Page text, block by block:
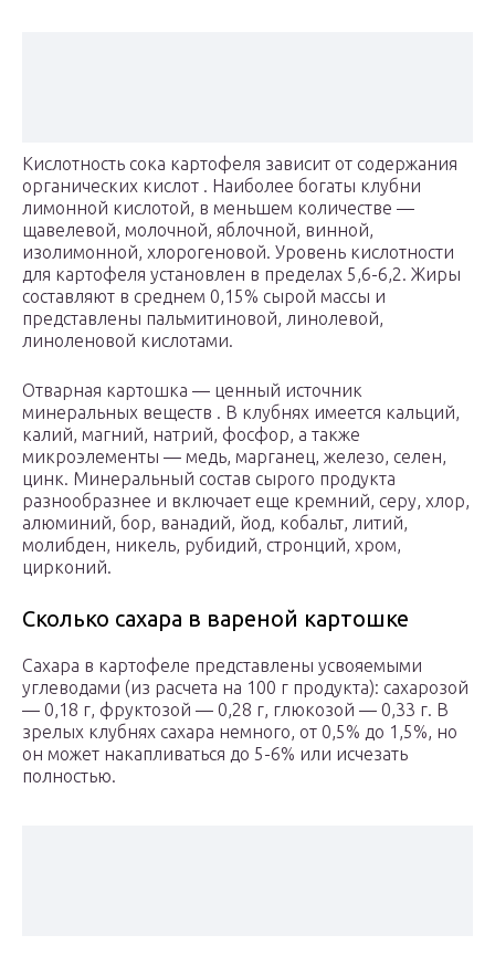
Кислотность сока картофеля зависит от содержания
органических кислот . Наиболее богаты клубни
лимонной кислотой, в меньшем количестве —
щавелевой, молочной, яблочной, винной,
изолимонной, хлорогеновой. Уровень кислотности
для картофеля установлен в пределах 5,6-6,2. Жиры
составляют в среднем 0,15% сырой массы и
представлены пальмитиновой, линолевой,
линоленовой кислотами.
Отварная картошка — ценный источник
минеральных веществ . В клубнях имеется кальций,
калий, магний, натрий, фосфор, а также
микроэлементы — медь, марганец, железо, селен,
цинк. Минеральный состав сырого продукта
разнообразнее и включает еще кремний, серу, хлор,
алюминий, бор, ванадий, йод, кобальт, литий,
молибден, никель, рубидий, стронций, хром,
цирконий.
Сколько сахара в вареной картошке
Сахара в картофеле представлены усвояемыми
углеводами (из расчета на 100 г продукта): сахарозой
— 0,18 г, фруктозой — 0,28 г, глюкозой — 0,33 г. В
зрелых клубнях сахара немного, от 0,5% до 1,5%, но
он может накапливаться до 5-6% или исчезать
полностью.